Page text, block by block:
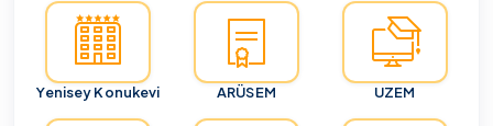
Yenisey Konukevi ARÜSEM UZEM